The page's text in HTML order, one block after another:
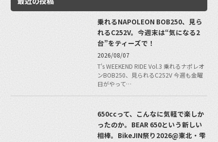
乗れるNAPOLEON BOB250、見ら
れるC252V。今週末は“気になる2
台”をティーズで！
2026/08/07
T's WEEKEND RIDE Vol.3 乗れるナポレオ
ンBOB250、見られるC252V 今週も金曜
日がやって…
650ccって、こんなに気軽で楽しか
ったのか。BEAR 650という新しい
相棒。BikeJIN祭り2026@東北・雫